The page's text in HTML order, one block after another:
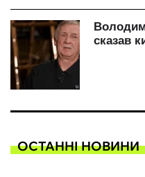
ОСТАННІ НОВИНИ